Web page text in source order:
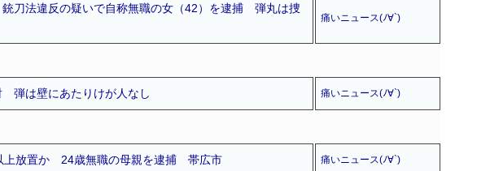
刀法違反の疑いで自称無職の女（42）を逮捕 弾丸は捜
痛いニュース(ﾉ∀`)
弾は壁にあたりけが人なし 痛いニュース(ﾉ∀`)
上放置か 24歳無職の母親を逮捕 帯広市 痛いニュース(ﾉ∀`)